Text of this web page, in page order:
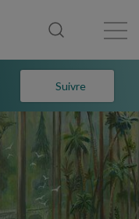
Suivre